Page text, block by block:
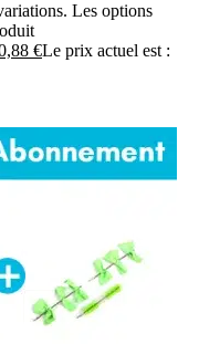
Les options
€Le prix actuel est :